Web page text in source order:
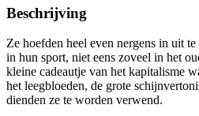
Beschrijving
Ze hoefden heel even nergens in uit
in hun sport, niet eens zoveel in het
kleine cadeautje van het kapitalisme
het leegbloeden, de grote
dienden ze te worden verwend.